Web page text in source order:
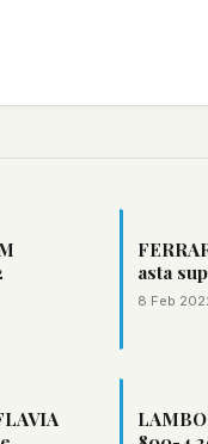
asta
8 Feb